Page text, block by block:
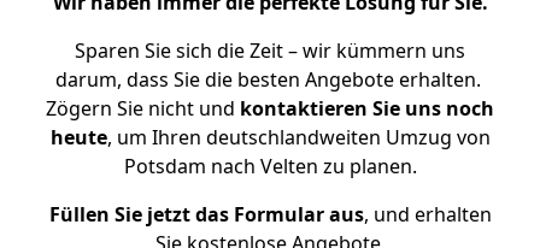
Sparen Sie sich die Zeit – wir kümmern uns
darum, dass Sie die besten Angebote erhalten.
Zögern Sie nicht und kontaktieren Sie uns noch
heute, um Ihren deutschlandweiten Umzug von
Potsdam nach Velten zu planen.
Füllen Sie jetzt das Formular aus, und erhalten